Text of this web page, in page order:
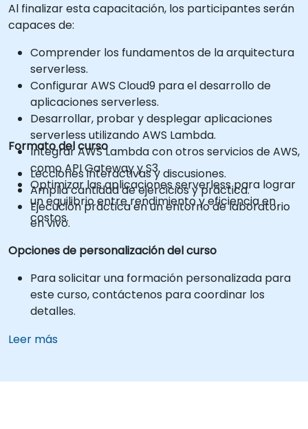
Al finalizar esta capacitación, los participantes serán
capaces de:
Comprender los fundamentos de la arquitectura
serverless.
Configurar AWS Cloud9 para el desarrollo de
aplicaciones serverless.
Desarrollar, probar y desplegar aplicaciones
serverless utilizando AWS Lambda.
Integrar AWS Lambda con otros servicios de AWS,
como API Gateway y S3.
Optimizar las aplicaciones serverless para lograr
un equilibrio entre rendimiento y eficiencia en
costos.
Formato del curso
Lecciones interactivas y discusiones.
Amplia cantidad de ejercicios y práctica.
Ejecución práctica en un entorno de laboratorio
en vivo.
Opciones de personalización del curso
Para solicitar una formación personalizada para
este curso, contáctenos para coordinar los
detalles.
Leer más